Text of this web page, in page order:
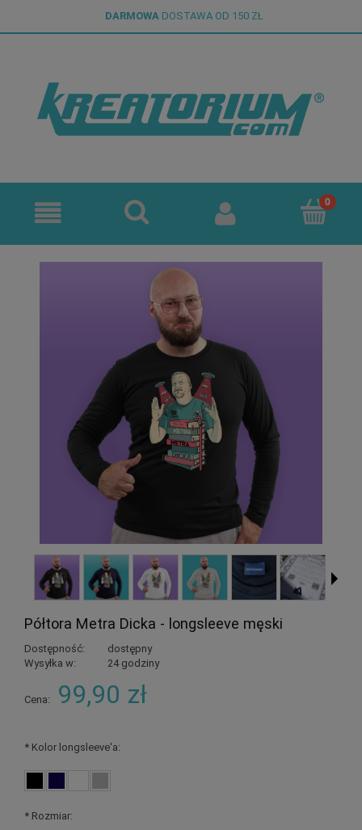
DARMOWA DOSTAWA OD 150 ZŁ
Półtora Metra Dicka - longsleeve męski
Dostępność:
dostępny
Wysyłka w:
24 godziny
Cena: 99,90 zł
*Kolor longsleeve'a:
*Rozmiar: